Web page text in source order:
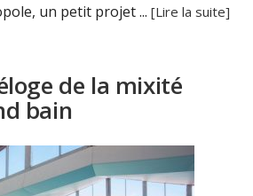
un petit projet ...[Lire la suite]
de la mixité
bain